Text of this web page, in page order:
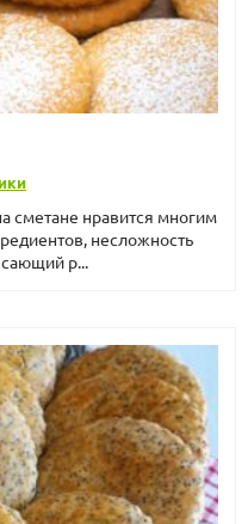
сметане нравится многим
несложность
р...